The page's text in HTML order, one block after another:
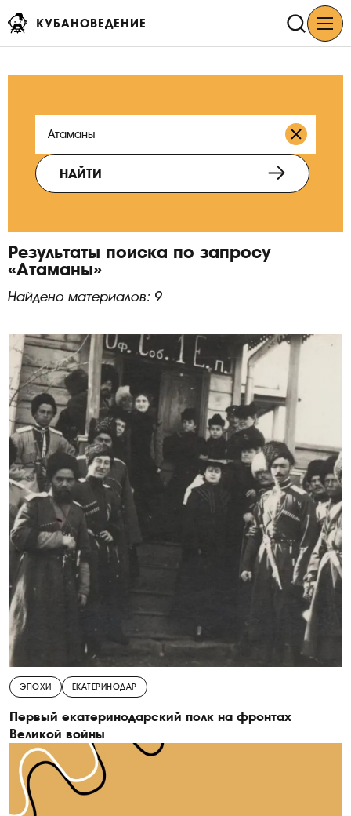
КУБАНОВЕДЕНИЕ
НАЙТИ
Результаты поиска по запросу
«Атаманы»
Найдено материалов: 9
ЭПОХИ ЕКАТЕРИНОДАР
Первый екатеринодарский полк на фронтах
Великой войны